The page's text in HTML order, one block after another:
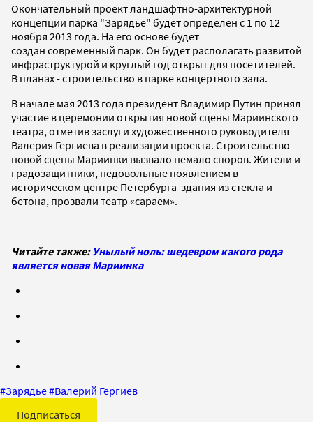
Окончательный проект ландшафтно-архитектурной
концепции парка "Зарядье" будет определен с 1 по 12
ноября 2013 года. На его основе будет
создан современный парк. Он будет располагать развитой
инфраструктурой и круглый год открыт для посетителей.
В планах - строительство в парке концертного зала.
В начале мая 2013 года президент Владимир Путин принял
участие в церемонии открытия новой сцены Мариинского
театра, отметив заслуги художественного руководителя
Валерия Гергиева в реализации проекта. Строительство
новой сцены Мариинки вызвало немало споров. Жители и
градозащитники, недовольные появлением в
историческом центре Петербурга здания из стекла и
бетона, прозвали театр «сараем».
Читайте также:Унылый ноль: шедевром какого рода
является новая Мариинка
#Зарядье#Валерий Гергиев
Подписаться